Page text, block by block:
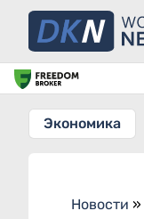
Экономика
Новости »